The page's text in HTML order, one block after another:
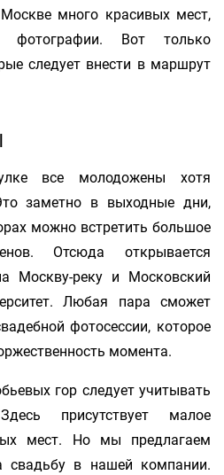
много красивых мест,
Вот только
следует внести в маршрут
все молодожены хотя
заметно в выходные дни,
можно встретить большое
Отсюда открывается
Москву-реку и Московский
Любая пара сможет
фотосессии, которое
момента.
гор следует учитывать
присутствует малое
мест. Но мы предлагаем
свадьбу в нашей компании.